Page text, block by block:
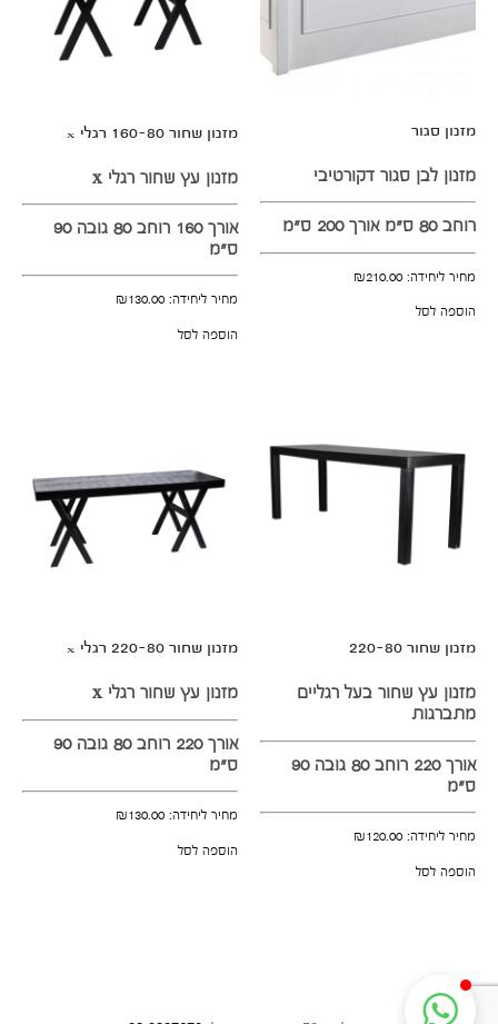
מזנון סגור
מזנון לבן סגור דקורטיבי
רוחב 80 ס"מ אורך 200 ס"מ
מחיר ליחידה: ₪210.00
הוספה לסל
מזנון שחור 160-80 רגלי x
מזנון עץ שחור רגלי x
אורך 160 רוחב 80 גובה 90
ס"מ
מחיר ליחידה: ₪130.00
הוספה לסל
מזנון שחור 220-80
מזנון עץ שחור בעל רגליים
מתברגות
אורך 220 רוחב 80 גובה 90
ס"מ
מחיר ליחידה: ₪120.00
הוספה לסל
מזנון שחור 220-80 רגלי x
מזנון עץ שחור רגלי x
אורך 220 רוחב 80 גובה 90
ס"מ
מחיר ליחידה: ₪130.00
הוספה לסל